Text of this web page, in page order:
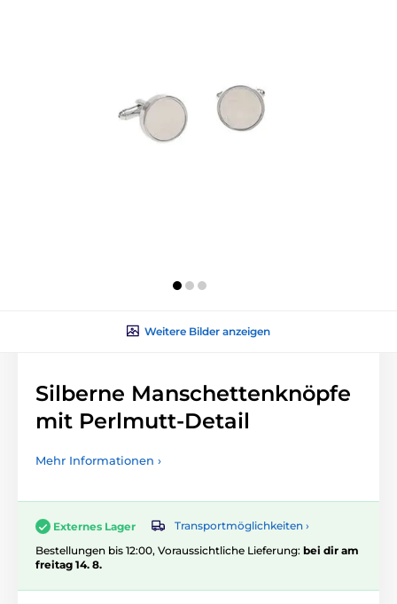
Weitere Bilder anzeigen
Silberne Manschettenknöpfe
mit Perlmutt-Detail
Mehr Informationen ›
Externes Lager
Transportmöglichkeiten ›
Bestellungen bis 12:00, Voraussichtliche Lieferung: bei dir am
freitag 14. 8.